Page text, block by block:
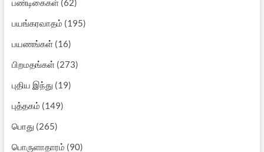
பண்டிகைகள்(62)
பயங்கரவாதம் (195)
பயணங்கள்(16)
பிறமதங்கள்(273)
புதிய இந்து (19)
புத்தகம் (149)
பொது (265)
பொருளாதாரம் (90)